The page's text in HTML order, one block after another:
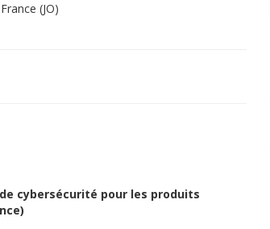
(JO)
cybersécurité pour les produits